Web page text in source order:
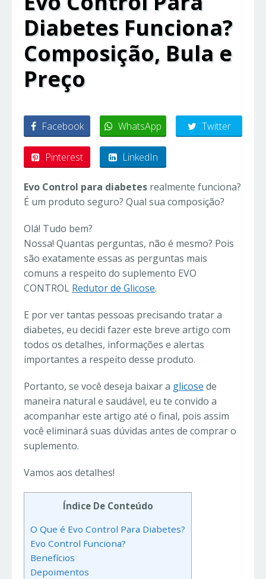
Diabetes Funciona?
Composição, Bula e
Preço
Facebook WhatsApp Twitter
Pinterest LinkedIn
Evo Control para diabetes realmente funciona?
É um produto seguro? Qual sua composição?
Olá! Tudo bem?
Nossa! Quantas perguntas, não é mesmo? Pois
são exatamente essas as perguntas mais
comuns a respeito do suplemento EVO
CONTROL Redutor de Glicose.
E por ver tantas pessoas precisando tratar a
diabetes, eu decidi fazer este breve artigo com
todos os detalhes, informações e alertas
importantes a respeito desse produto.
Portanto, se você deseja baixar a glicose de
maneira natural e saudável, eu te convido a
acompanhar este artigo até o final, pois assim
você eliminará suas dúvidas antes de comprar o
suplemento.
Vamos aos detalhes!
Índice De Conteúdo
O Que é Evo Control Para Diabetes?
Evo Control Funciona?
Benefícios
Depoimentos